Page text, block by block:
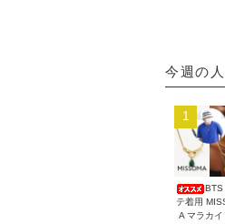
今週の
1
BTS
テ着用
A マラカイ